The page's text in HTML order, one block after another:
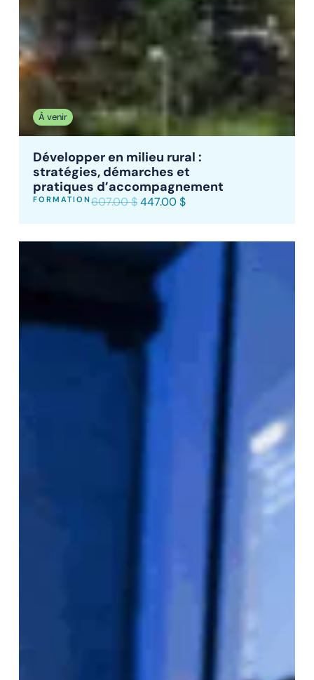
À venir
Développer en milieu rural :
stratégies, démarches et
pratiques d’accompagnement
FORMATION607.00$447.00$